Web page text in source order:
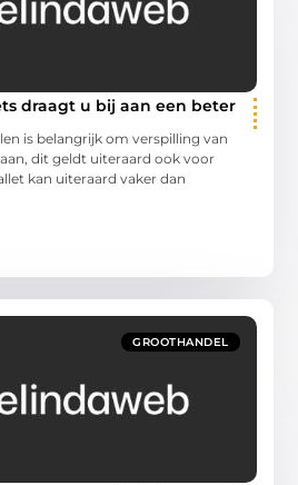
draagt u bij aan een beter
is belangrijk om verspilling van
dit geldt uiteraard ook voor
kan uiteraard vaker dan
GROOTHANDEL